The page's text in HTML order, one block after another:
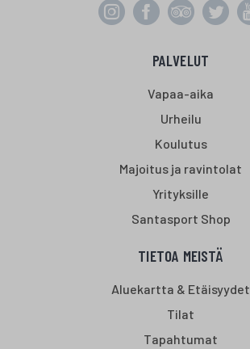
PALVELUT
Vapaa-aika
Urheilu
Koulutus
Majoitus ja ravintolat
Yrityksille
Santasport Shop
TIETOA MEISTÄ
Aluekartta & Etäisyydet
Tilat
Tapahtumat